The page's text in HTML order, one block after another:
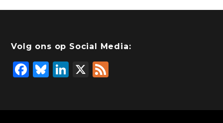
Volg ons op Social Media:
F
Bl
Li
X